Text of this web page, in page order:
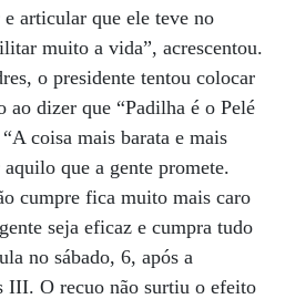
articular que ele teve no
muito a vida”, acrescentou.
o presidente tentou colocar
ao dizer que “Padilha é o Pelé
coisa mais barata e mais
que a gente promete.
cumpre fica muito mais caro
seja eficaz e cumpra tudo
no sábado, 6, após a
III. O recuo não surtiu o efeito